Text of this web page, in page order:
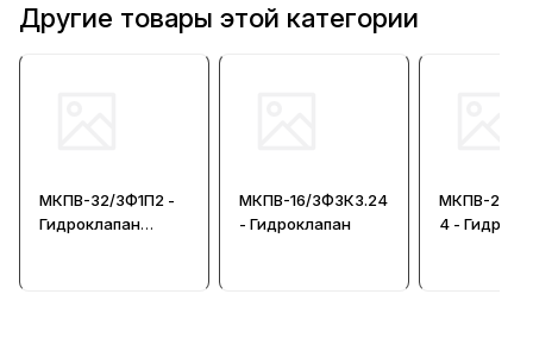
Другие товары этой категории
МКПВ-32/3Ф1П2 -
Гидроклапан
МКПВ-16/3Ф3К3.24
- Гидроклапан
МКПВ-25/
4 -